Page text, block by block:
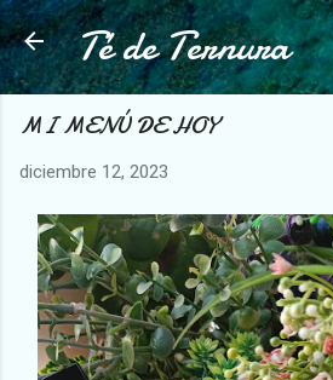
Ir al contenido
Té de Ternura
MI MENÚ DE HOY
diciembre 12, 2023